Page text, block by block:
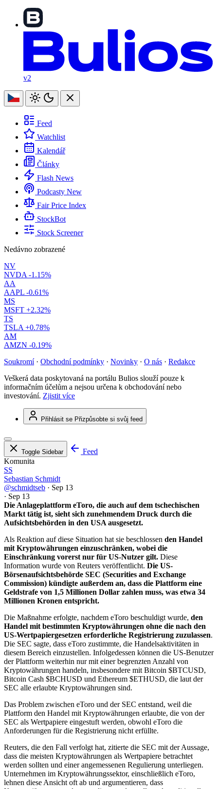
v2
Feed
Watchlist
Kalendář
Články
Flash News
Podcasty New
Fair Price Index
StockBot
Stock Screener
Nedávno zobrazené
NV
NVDA -1.15%
AA
AAPL -0.61%
MS
MSFT +2.32%
TS
TSLA +0.78%
AM
AMZN -0.19%
Soukromí · Obchodní podmínky · Novinky · O nás · Redakce
Veškerá data poskytovaná na portálu Bulios slouží pouze k
informačním účelům a nejsou určena k obchodování nebo
investování. Zjistit více
Přihlásit se Přizpůsobte si svůj feed
Toggle Sidebar
Feed
Komunita
SS
Sebastian Schmidt
@schmidtseb · Sep 13
· Sep 13
Die Anlageplattform eToro, die auch auf dem tschechischen
Markt tätig ist, sieht sich zunehmendem Druck durch die
Aufsichtsbehörden in den USA ausgesetzt.
Als Reaktion auf diese Situation hat sie beschlossen den Handel
mit Kryptowährungen einzuschränken, wobei die
Einschränkung vorerst nur für US-Nutzer gilt. Diese
Information wurde von Reuters veröffentlicht. Die US-
Börsenaufsichtsbehörde SEC (Securities and Exchange
Commission) kündigte außerdem an, dass die Plattform eine
Geldstrafe von 1,5 Millionen Dollar zahlen muss, was etwa 34
Millionen Kronen entspricht.
Die Maßnahme erfolgte, nachdem eToro beschuldigt wurde, den
Handel mit bestimmten Kryptowährungen ohne die nach den
US-Wertpapiergesetzen erforderliche Registrierung zuzulassen.
Die SEC sagte, dass eToro zustimmte, die Handelsaktivitäten in
diesem Bereich einzustellen. Infolgedessen können die US-Benutzer
der Plattform weiterhin nur mit einer begrenzten Anzahl von
Kryptowährungen handeln, insbesondere mit Bitcoin $BTCUSD,
Bitcoin Cash $BCHUSD und Ethereum $ETHUSD, die laut der
SEC alle erlaubte Kryptowährungen sind.
Das Problem zwischen eToro und der SEC entstand, weil die
Plattform den Handel mit Kryptowährungen erlaubte, die von der
SEC als Wertpapiere eingestuft werden, obwohl eToro die
Anforderungen für die Registrierung nicht erfüllte.
Reuters, die den Fall verfolgt hat, zitierte die SEC mit der Aussage,
dass die meisten Kryptowährungen als Wertpapiere betrachtet
werden sollten und einer angemessenen Regulierung unterliegen.
Unternehmen im Kryptowährungssektor, einschließlich eToro,
lehnen diese Ansicht oft ab und argumentieren, dass